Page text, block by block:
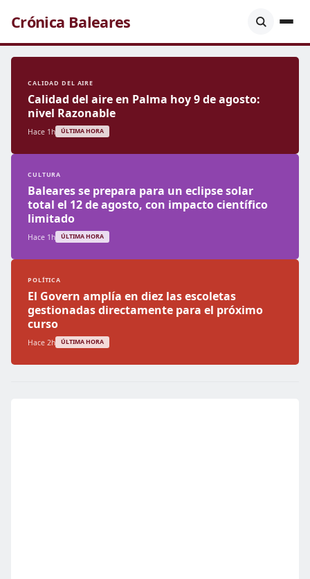
Crónica Baleares
CALIDAD DEL AIRE
Calidad del aire en Palma hoy 9 de agosto:
nivel Razonable
Hace 1h ÚLTIMA HORA
CULTURA
Baleares se prepara para un eclipse solar
total el 12 de agosto, con impacto científico
limitado
Hace 1h ÚLTIMA HORA
POLÍTICA
El Govern amplía en diez las escoletas
gestionadas directamente para el próximo
curso
Hace 2h ÚLTIMA HORA